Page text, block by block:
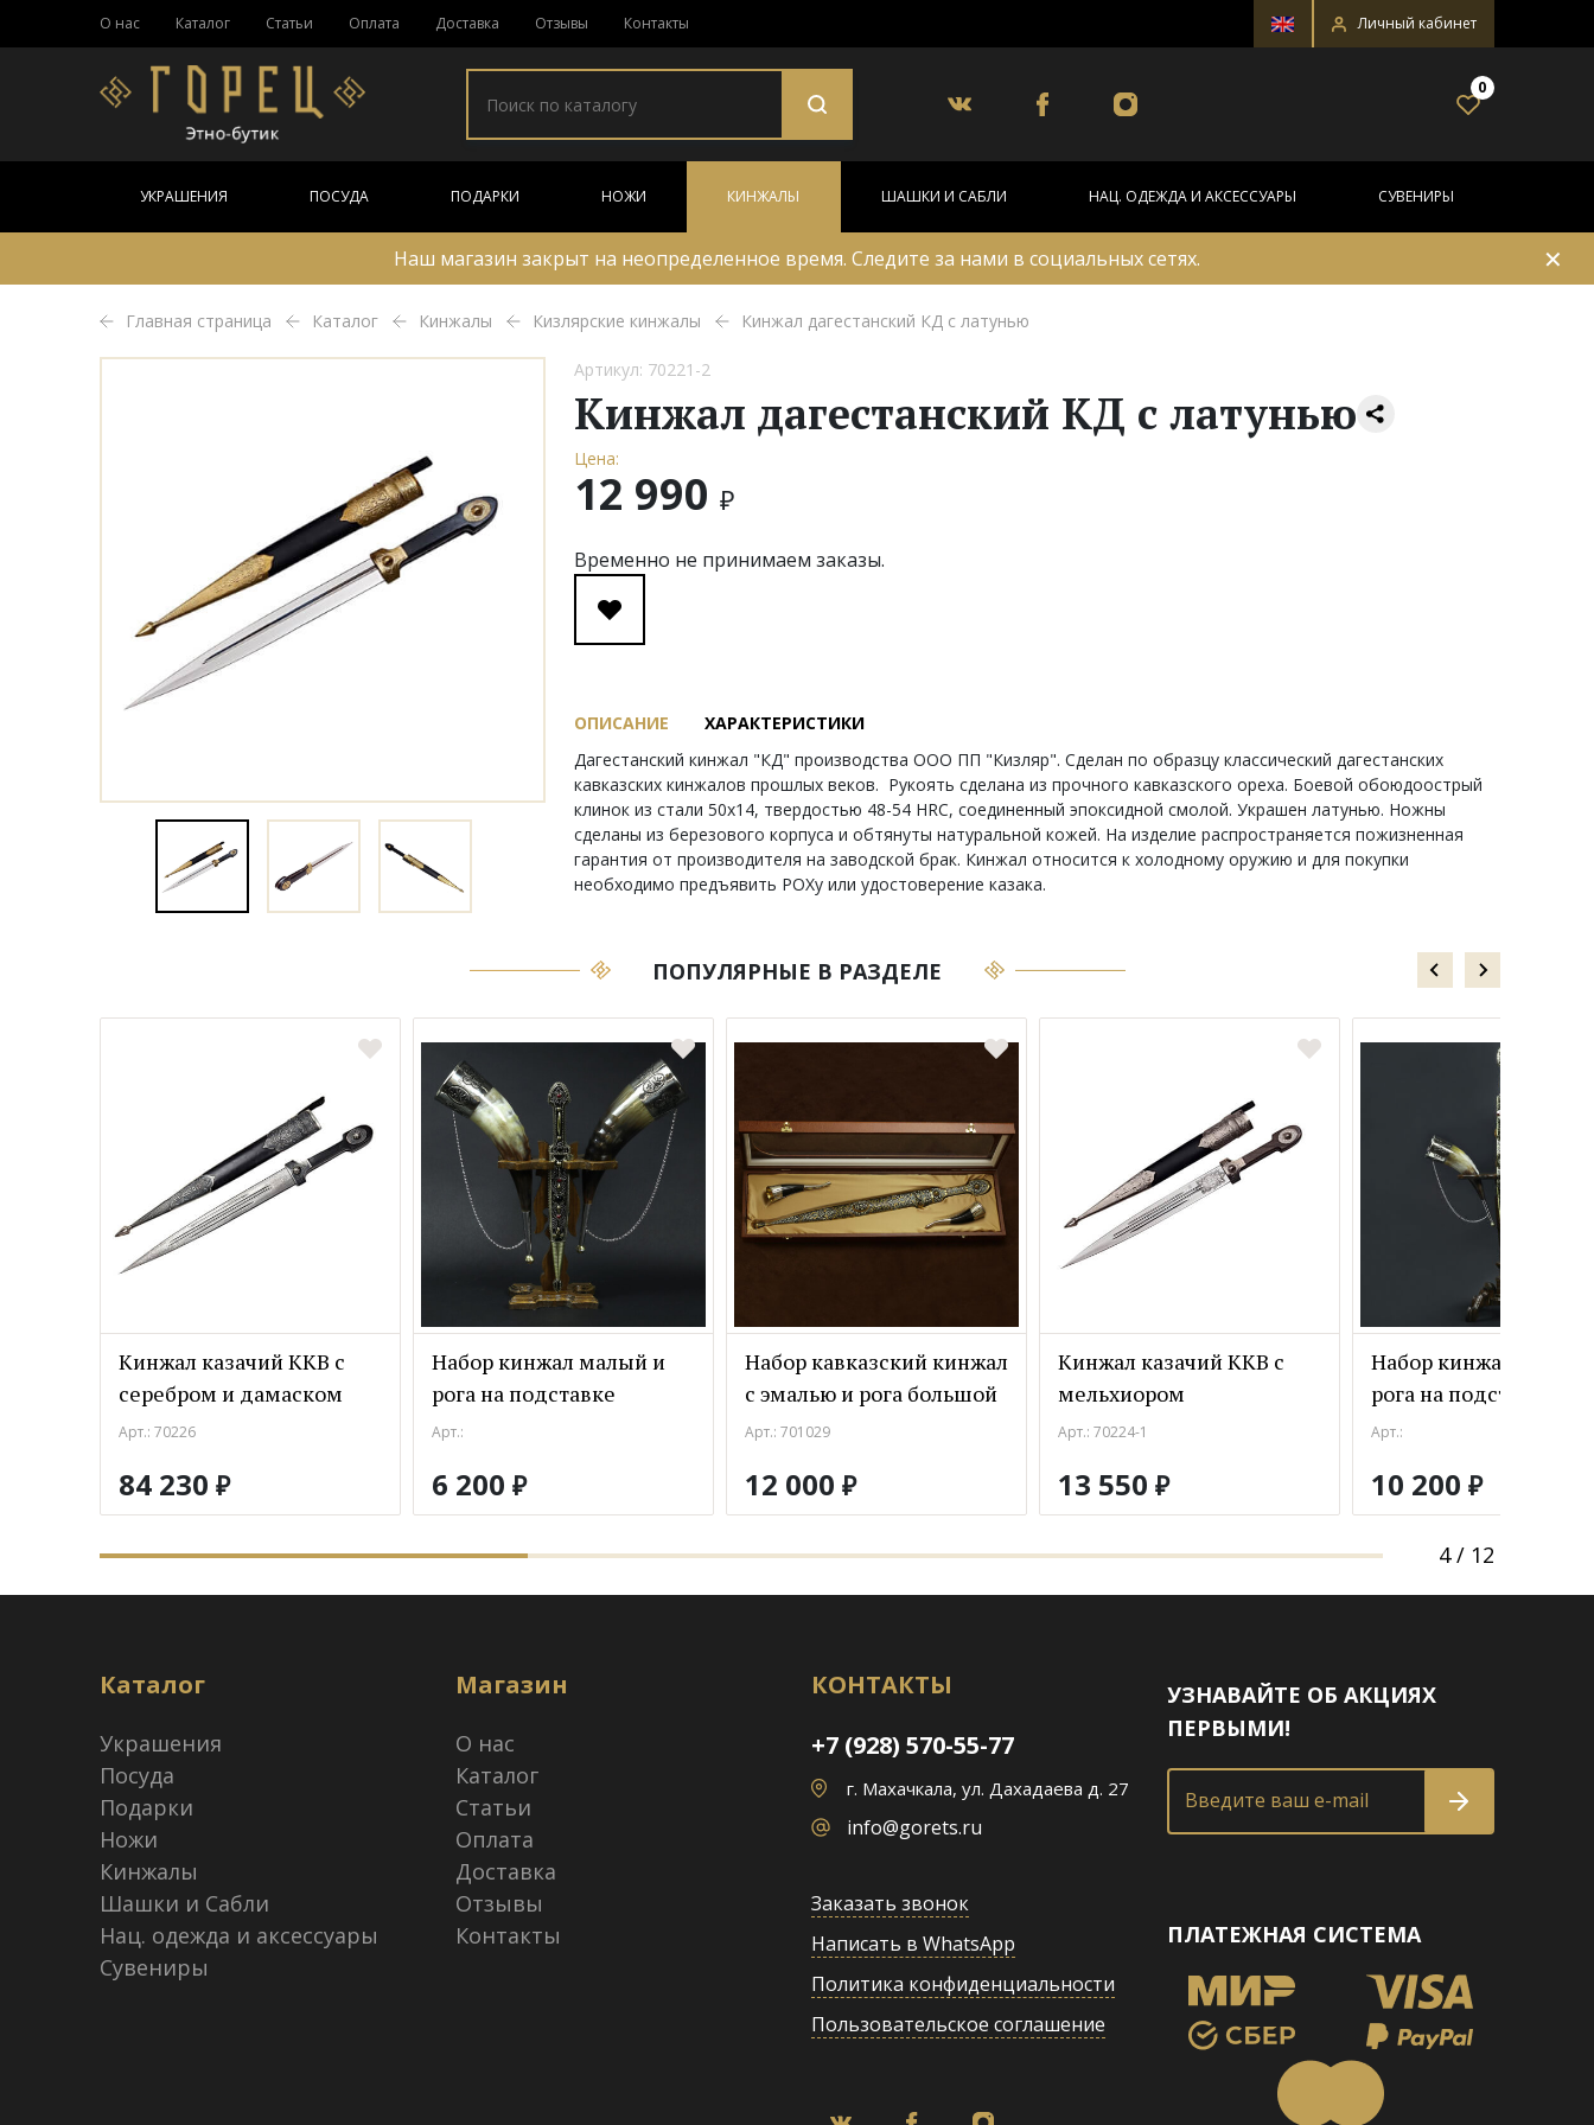
О нас Каталог Статьи Оплата Доставка Отзывы Контакты Личный кабинет
0
УКРАШЕНИЯ ПОСУДА ПОДАРКИ НОЖИ КИНЖАЛЫ ШАШКИ И САБЛИ НАЦ. ОДЕЖДА И АКСЕССУАРЫ СУВЕНИРЫ
Наш магазин закрыт на неопределенное время. Следите за нами в социальных сетях. ✕
Главная страница Каталог Кинжалы Кизлярские кинжалы Кинжал дагестанский КД с латунью
Артикул: 70221-2
Кинжал дагестанский КД с латунью
Цена:
12 990 ₽
Временно не принимаем заказы.
ОПИСАНИЕ
ХАРАКТЕРИСТИКИ
Дагестанский кинжал "КД" производства ООО ПП "Кизляр". Сделан по образцу классический дагестанских
кавказских кинжалов прошлых веков. Рукоять сделана из прочного кавказского ореха. Боевой обоюдоострый
клинок из стали 50х14, твердостью 48-54 HRC, соединенный эпоксидной смолой. Украшен латунью. Ножны
сделаны из березового корпуса и обтянуты натуральной кожей. На изделие распространяется пожизненная
гарантия от производителя на заводской брак. Кинжал относится к холодному оружию и для покупки
необходимо предъявить РОХу или удостоверение казака.
ПОПУЛЯРНЫЕ В РАЗДЕЛЕ
Кинжал казачий ККВ с
серебром и дамаском
Арт.: 70226
84 230 ₽
Набор кинжал малый и
рога на подставке
Арт.:
6 200 ₽
Набор кавказский кинжал
с эмалью и рога большой
Арт.: 701029
12 000 ₽
Кинжал казачий ККВ с
мельхиором
Арт.: 70224-1
13 550 ₽
Набор кинжал
рога на подставке
Арт.:
10 200 ₽
4 / 12
Каталог
Украшения
Посуда
Подарки
Ножи
Кинжалы
Шашки и Сабли
Нац. одежда и аксессуары
Сувениры
Магазин
О нас
Каталог
Статьи
Оплата
Доставка
Отзывы
Контакты
КОНТАКТЫ
+7 (928) 570-55-77
г. Махачкала, ул. Дахадаева д. 27
info@gorets.ru
Заказать звонок
Написать в WhatsApp
Политика конфиденциальности
Пользовательское соглашение
УЗНАВАЙТЕ ОБ АКЦИЯХ
ПЕРВЫМИ!
Введите ваш e-mail
ПЛАТЕЖНАЯ СИСТЕМА